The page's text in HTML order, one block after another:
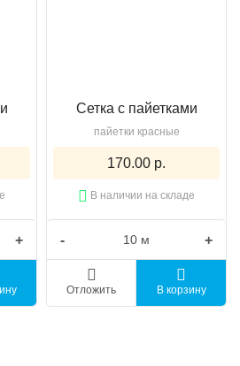
+
Сетка с пайетками
пайетки красные
170.00 р.
В наличии на складе
- +
Отложить В корзину